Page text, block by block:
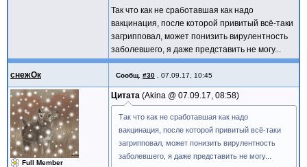
Так что как не сработавшая как надо
вакцинация, после которой привитый всё-таки
загрипповал, может понизить вирулентность
заболевшего, я даже представить не могу...
снежОк Сообщ. #30 07.09.17, 10:45
Full Member
Цитата Akina @ 07.09.17, 08:58
Так что как не сработавшая как надо
вакцинация, после которой привитый всё-таки
загрипповал, может понизить вирулентность
заболевшего, я даже представить не могу...